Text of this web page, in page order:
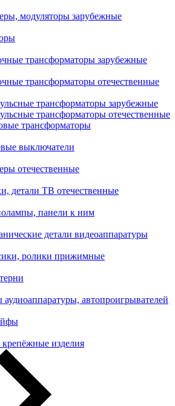
модуляторы зарубежные
трансформаторы зарубежные
трансформаторы отечественные
трансформаторы зарубежные
трансформаторы отечественные
трансформаторы
выключатели
отечественные
детали ТВ отечественные
панели к ним
детали видеоаппаратуры
ролики прижимные
аудиоаппаратуры, автопроигрывателей
изделия